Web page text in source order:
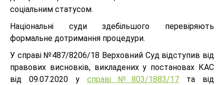
соціальним статусом.
Національні суди здебільшого перевіряють
формальне дотримання процедури.
У справі №487/8206/18 Верховний Суд відступив від
правових висновків, викладених у постановах КАС
від 09.07.2020 у справі №803/1883/17 та від